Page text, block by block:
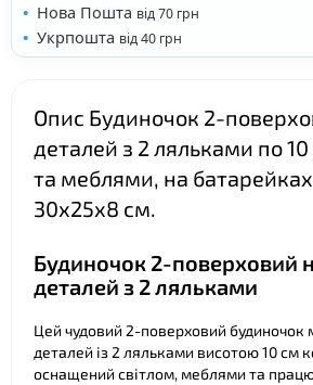
Нова Пошта від 70 грн
Укрпошта від 40 грн
Опис Будиночок 2-
деталей з 2 ляльками по 10
та меблями, на
30х25х8 см.
Будиночок 2-поверховий
деталей з 2 ляльками
Цей чудовий 2-поверховий будиночок
деталей із 2 ляльками висотою 10 см
оснащений світлом, меблями та